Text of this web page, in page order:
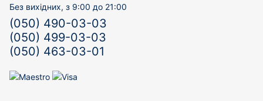
Без вихідних, з 9:00 до 21:00
(050) 490-03-03
(050) 499-03-03
(050) 463-03-01